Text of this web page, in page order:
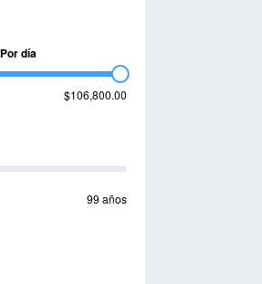
Por día
$106,800.00
99 años